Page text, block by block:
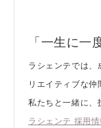
「一生に一
ラシェンテでは、
リエイティブな仲
私たちと一緒に、
ラシェンテ 採用